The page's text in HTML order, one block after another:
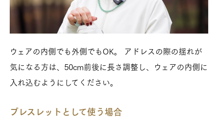
ウェアの内側でも外側でもOK。 アドレスの際の揺れが
気になる方は、50cm前後に長さ調整し、ウェアの内側に
入れ込むようにしてください。
ブレスレットとして使う場合